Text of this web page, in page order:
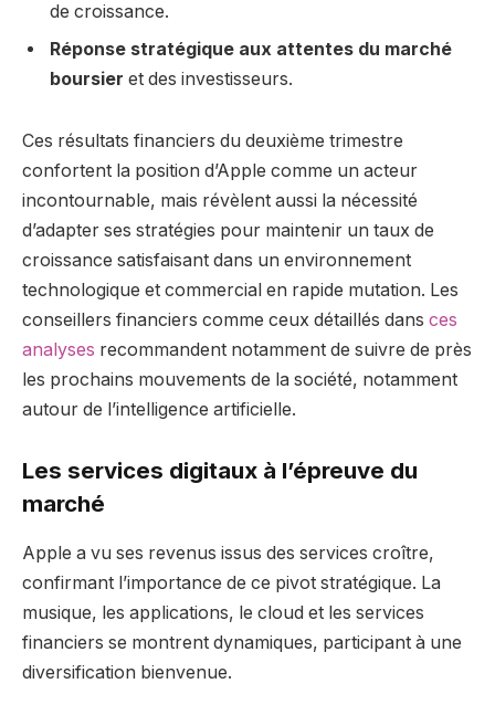
de croissance.
Réponse stratégique aux attentes du marché
boursier et des investisseurs.
Ces résultats financiers du deuxième trimestre
confortent la position d’Apple comme un acteur
incontournable, mais révèlent aussi la nécessité
d’adapter ses stratégies pour maintenir un taux de
croissance satisfaisant dans un environnement
technologique et commercial en rapide mutation. Les
conseillers financiers comme ceux détaillés dans ces
analyses recommandent notamment de suivre de près
les prochains mouvements de la société, notamment
autour de l’intelligence artificielle.
Les services digitaux à l’épreuve du
marché
Apple a vu ses revenus issus des services croître,
confirmant l’importance de ce pivot stratégique. La
musique, les applications, le cloud et les services
financiers se montrent dynamiques, participant à une
diversification bienvenue.